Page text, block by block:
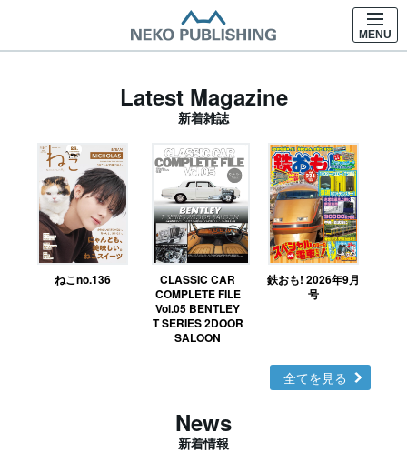
MENU
Latest Magazine
新着雑誌
ねこno.136
CLASSIC CAR
COMPLETE FILE
Vol.05 BENTLEY
T SERIES 2DOOR
SALOON
鉄おも! 2026年9月
号
全てを見る
News
新着情報